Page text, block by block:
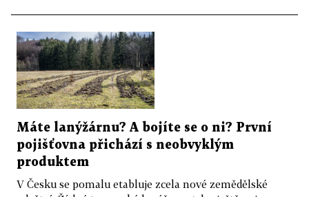
Máte lanýžárnu? A bojíte se o ni? První
pojišťovna přichází s neobvyklým
produktem
V Česku se pomalu etabluje zcela nové zemědělské